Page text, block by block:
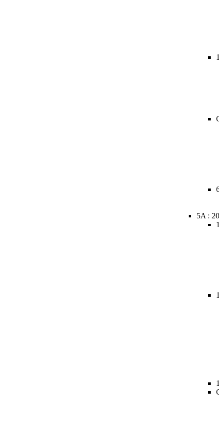
5A :